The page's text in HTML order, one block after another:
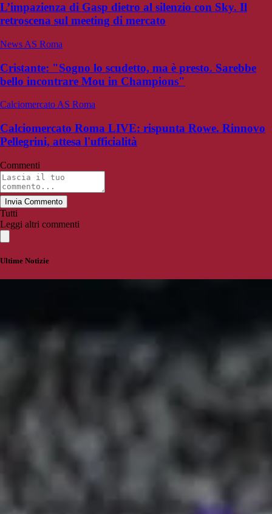
L’impazienza di Gasp dietro al silenzio con Sky. Il
retroscena sul meeting di mercato
News AS Roma
Cristante: "Sogno lo scudetto, ma è presto. Sarebbe
bello incontrare Mou in Champions"
Calciomercato AS Roma
Calciomercato Roma LIVE: rispunta Rowe. Rinnovo
Pellegrini, attesa l'ufficialità
Commenti
Invia Commento
Tutti
Leggi altri commenti
Ultime Notizie